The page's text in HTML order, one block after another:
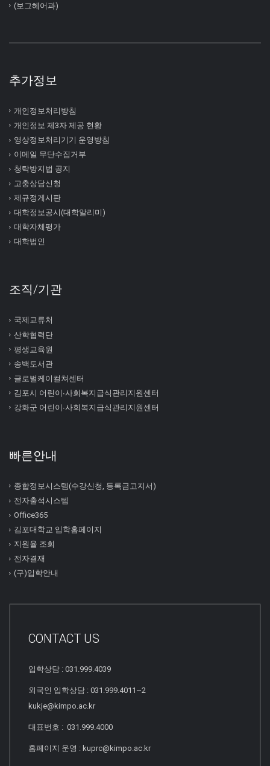
(보그헤어과)
추가정보
개인정보처리방침
개인정보 제3자 제공 현황
영상정보처리기기 운영방침
이메일 무단수집거부
청탁방지법 공지
고충상담신청
제규정게시판
대학정보공시(대학알리미)
대학자체평가
대학법인
조직/기관
국제교류처
산학협력단
평생교육원
송백도서관
글로벌케이컬쳐센터
김포시 어린이∙사회복지급식관리지원센터
강화군 어린이∙사회복지급식관리지원센터
빠른안내
종합정보시스템(수강신청, 등록금고지서)
전자출석시스템
Office365
김포대학교 입학홈페이지
지원율 조회
전자결재
(구)입학안내
CONTACT US
입학상담 : 031.999.4039
외국인 입학상담 : 031.999.4011~2
kukje@kimpo.ac.kr
대표번호 : 031.999.4000
홈페이지 운영 : kuprc@kimpo.ac.kr